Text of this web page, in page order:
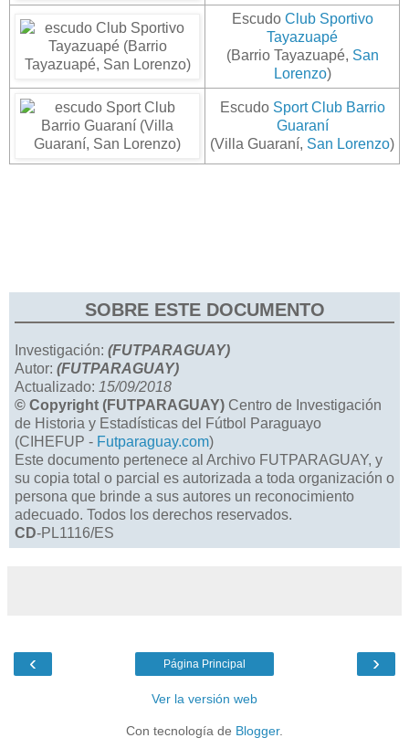
Escudo Club Sportivo
Tayazuapé
(Barrio Tayazuapé, San
Lorenzo)
Escudo Sport Club Barrio
Guaraní
(Villa Guaraní, San Lorenzo)
SOBRE ESTE DOCUMENTO
Investigación: (FUTPARAGUAY)
Autor: (FUTPARAGUAY)
Actualizado: 15/09/2018
© Copyright (FUTPARAGUAY) Centro de Investigación
de Historia y Estadísticas del Fútbol Paraguayo
(CIHEFUP - Futparaguay.com)
Este documento pertenece al Archivo FUTPARAGUAY, y
su copia total o parcial es autorizada a toda organización o
persona que brinde a sus autores un reconocimiento
adecuado. Todos los derechos reservados.
CD-PL1116/ES
‹ ›
Página Principal
Ver la versión web
Con tecnología de Blogger.